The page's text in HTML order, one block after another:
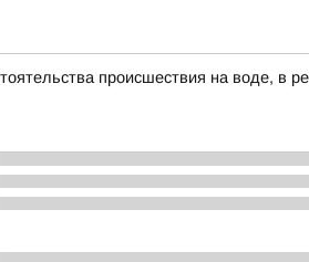
происшествия на воде, в